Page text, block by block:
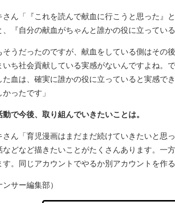
さん「『これを読んで献血に行こうと思った』
、『自分の献血がちゃんと誰かの役に立ってい
そうだったのですが、献血をしている側はその
いち社会貢献している実感がないんですよね。
た血は、確実に誰かの役に立っていると実感で
ったです」
動で今後、取り組んでいきたいことは。
さん「育児漫画はまだまだ続けていきたいと思
などなど描きたいことがたくさんあります。一
す。同じアカウントでやるか別アカウントを作
ンサー編集部）